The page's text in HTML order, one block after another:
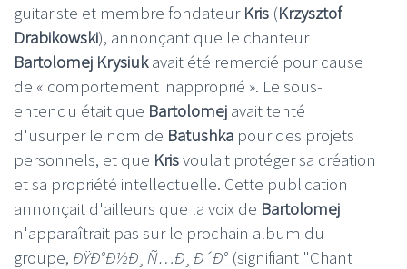
guitariste et membre fondateur Kris (Krzysztof
Drabikowski), annonçant que le chanteur
Bartolomej Krysiukavait été remercié pour cause
de « comportement inapproprié ». Le sous-
entendu était que Bartolomej avait tenté
d'usurper le nom de Batushka pour des projets
personnels, et que Krisvoulait protéger sa création
et sa propriété intellectuelle. Cette publication
annonçait d'ailleurs que la voix de Bartolomej
n'apparaîtrait pas sur le prochain album du
groupe, ÐŸÐ°Ð½Ð¸Ñ…Ð¸Ð´Ð° (signifiant "Chant